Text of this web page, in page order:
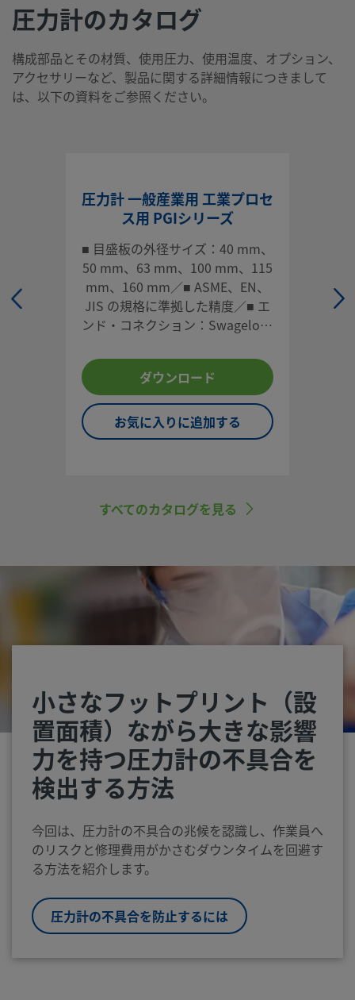
圧力計のカタログ
構成部品とその材質、使用圧力、使用温度、オプション、
アクセサリーなど、製品に関する詳細情報につきまして
は、以下の資料をご参照ください。
圧力計 一般産業用 工業プロセ
ス用 PGIシリーズ
■ 目盛板の外径サイズ：40 mm、
50 mm、63 mm、100 mm、115
mm、160 mm／■ ASME、EN、
JIS の規格に準拠した精度／■ エ
ンド・コネクション：Swagelok®
■ 形状：背面取り付け用（センタ
ー接続）、背面取り付け用（オフ
センター接続）、下部取り付け用
／■ 材質：ステンレス鋼、強化サ
ーモプラスチック（熱可塑性プラ
ダウンロード
お気に入りに追加する
すべてのカタログを見る
小さなフットプリント（設
置面積）ながら大きな影響
力を持つ圧力計の不具合を
検出する方法
今回は、圧力計の不具合の兆候を認識し、作業員へ
のリスクと修理費用がかさむダウンタイムを回避す
る方法を紹介します。
圧力計の不具合を防止するには